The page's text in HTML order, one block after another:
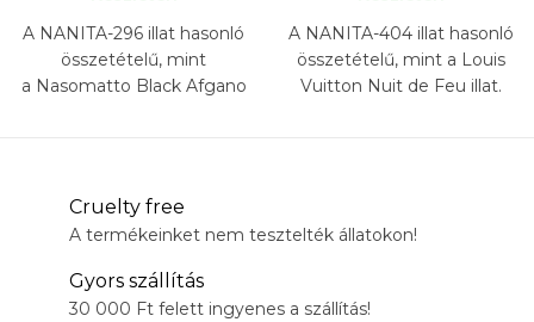
A NANITA-296 illat hasonló
összetételű, mint
a Nasomatto Black Afgano
A NANITA-404 illat hasonló
összetételű, mint a Louis
Vuitton Nuit de Feu illat.
Cruelty free
A termékeinket nem tesztelték állatokon!
Gyors szállítás
30 000 Ft felett ingyenes a szállítás!